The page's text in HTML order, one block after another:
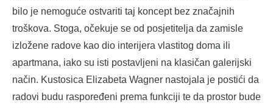
bilo je nemoguće ostvariti taj koncept bez značajnih
troškova. Stoga, očekuje se od posjetitelja da zamisle
izložene radove kao dio interijera vlastitog doma ili
apartmana, iako su isti postavljeni na klasičan galerijski
način. Kustosica Elizabeta Wagner nastojala je postići da
radovi budu raspoređeni prema funkciji te da prostor bude